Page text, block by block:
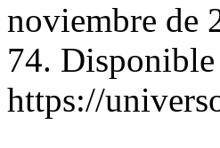
noviembre de
74. Disponible
https://